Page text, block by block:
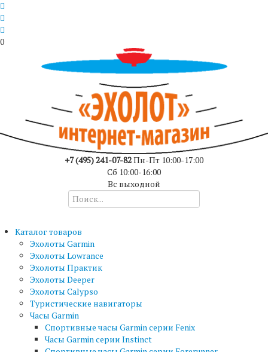
0
+7 (495) 241-07-82Пн-Пт 10:00-17:00
Сб 10:00-16:00
Вс выходной
Каталог товаров
Эхолоты Garmin
Эхолоты Lowrance
Эхолоты Практик
Эхолоты Deeper
Эхолоты Calypso
Туристические навигаторы
Часы Garmin
Спортивные часы Garmin серии Fenix
Часы Garmin серии Instinct